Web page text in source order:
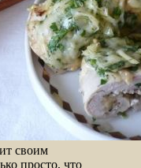
своим
просто, что